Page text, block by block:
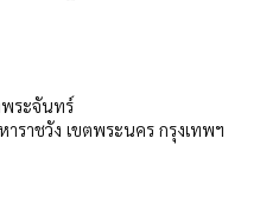
พระจันทร์
ราชวัง เขตพระนคร กรุงเทพฯ